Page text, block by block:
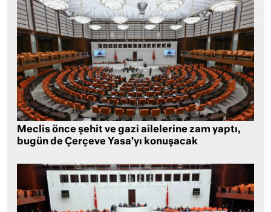
Meclis önce şehit ve gazi ailelerine zam yaptı,
bugün de Çerçeve Yasa’yı konuşacak